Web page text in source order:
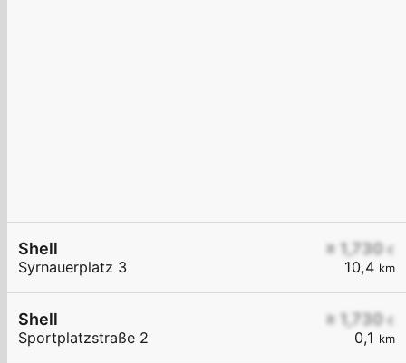
≥ 1,730 €
10,4 km
Shell
Syrnauerplatz 3
≥ 1,730 €
0,1 km
Shell
Sportplatzstraße 2